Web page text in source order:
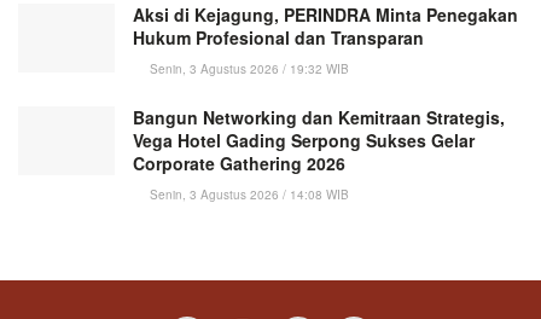
Aksi di Kejagung, PERINDRA Minta Penegakan
Hukum Profesional dan Transparan
Senin, 3 Agustus 2026 / 19:32 WIB
Bangun Networking dan Kemitraan Strategis,
Vega Hotel Gading Serpong Sukses Gelar
Corporate Gathering 2026
Senin, 3 Agustus 2026 / 14:08 WIB